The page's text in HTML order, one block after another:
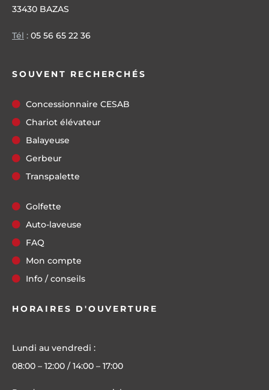
33430 BAZAS
Tél : 05 56 65 22 36
SOUVENT RECHERCHÉS
Concessionnaire CESAB
Chariot élévateur
Balayeuse
Gerbeur
Transpalette
Golfette
Auto-laveuse
FAQ
Mon compte
Info / conseils
HORAIRES D'OUVERTURE
Lundi au vendredi :
08:00 – 12:00 / 14:00 – 17:00